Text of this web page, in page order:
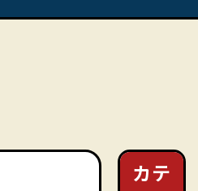
カテ